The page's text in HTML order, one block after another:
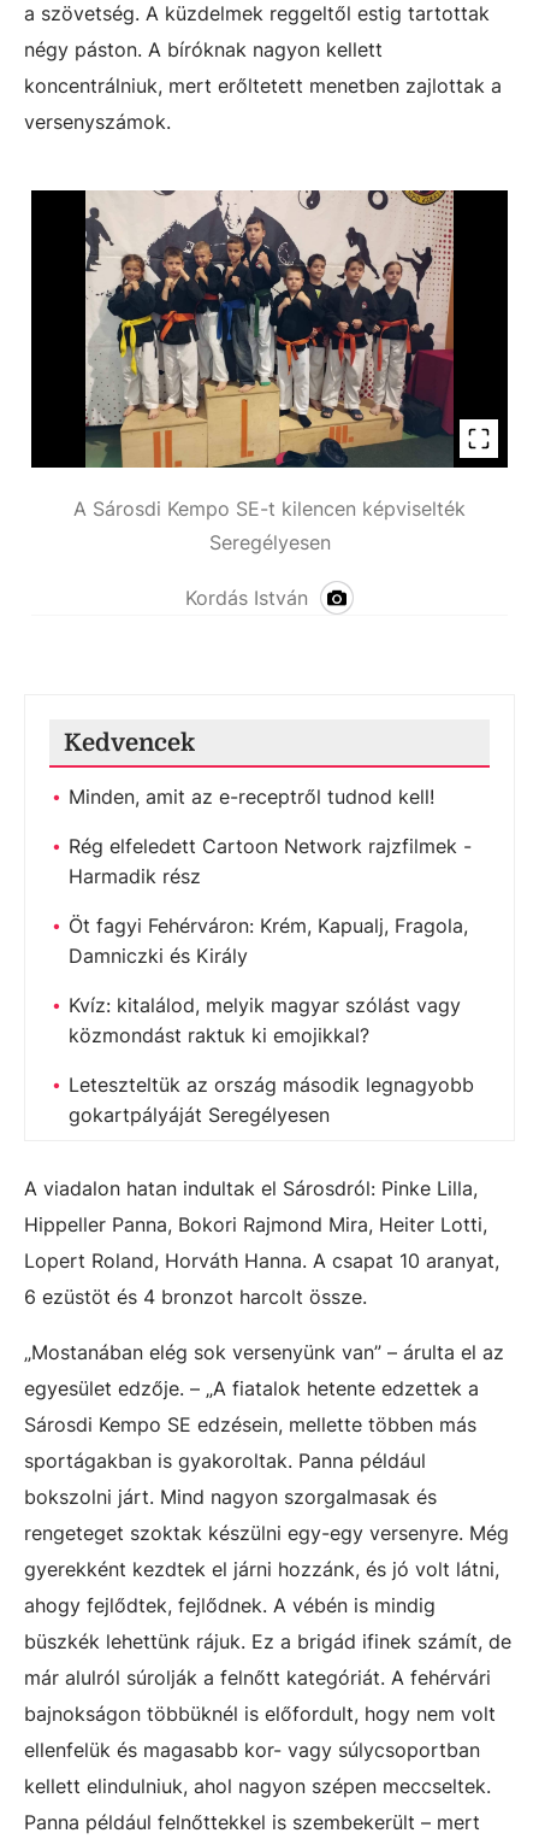
a szövetség. A küzdelmek reggeltől estig tartottak
négy páston. A bíróknak nagyon kellett
koncentrálniuk, mert erőltetett menetben zajlottak a
versenyszámok.
A Sárosdi Kempo SE-t kilencen képviselték
Seregélyesen
Kordás István
Kedvencek
Minden, amit az e-receptről tudnod kell!
Rég elfeledett Cartoon Network rajzfilmek -
Harmadik rész
Öt fagyi Fehérváron: Krém, Kapualj, Fragola,
Damniczki és Király
Kvíz: kitalálod, melyik magyar szólást vagy
közmondást raktuk ki emojikkal?
Leteszteltük az ország második legnagyobb
gokartpályáját Seregélyesen
A viadalon hatan indultak el Sárosdról: Pinke Lilla,
Hippeller Panna, Bokori Rajmond Mira, Heiter Lotti,
Lopert Roland, Horváth Hanna. A csapat 10 aranyat,
6 ezüstöt és 4 bronzot harcolt össze.
„Mostanában elég sok versenyünk van” – árulta el az
egyesület edzője. – „A fiatalok hetente edzettek a
Sárosdi Kempo SE edzésein, mellette többen más
sportágakban is gyakoroltak. Panna például
bokszolni járt. Mind nagyon szorgalmasak és
rengeteget szoktak készülni egy-egy versenyre. Még
gyerekként kezdtek el járni hozzánk, és jó volt látni,
ahogy fejlődtek, fejlődnek. A vébén is mindig
büszkék lehettünk rájuk. Ez a brigád ifinek számít, de
már alulról súrolják a felnőtt kategóriát. A fehérvári
bajnokságon többüknél is előfordult, hogy nem volt
ellenfelük és magasabb kor- vagy súlycsoportban
kellett elindulniuk, ahol nagyon szépen meccseltek.
Panna például felnőttekkel is szembekerült – mert